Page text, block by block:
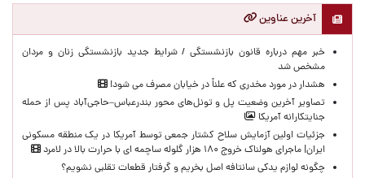
آخرین عناوین
خبر مهم درباره قانون بازنشستگی / شرایط جدید بازنشستگی زنان و مردان
مشخص شد
هشدار در مورد مخدری که علناً در خیابان مصرف می شود!
تصاویر آخرین وضعیت پل و تونل‌های محور بندرعباس–حاجی‌آباد پس از حمله
جنایتکارانه آمریکا
جزئیات اولین آزمایش سلاح کشتار جمعی توسط آمریکا در یک منطقه مسکونی
ایران| ماجرای هولناک خروج ۱۸۰ هزار گلوله ساچمه ای با حرارت بالا در لامرد
چگونه لوازم یدکی سانتافه اصل بخریم و گرفتار قطعات تقلبی نشویم؟